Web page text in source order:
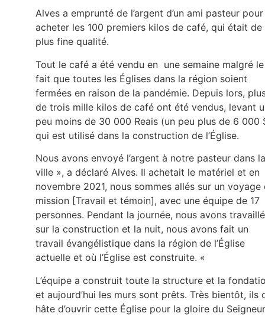
Alves a emprunté de l’argent d’un ami pasteur pour
acheter les 100 premiers kilos de café, qui était de
plus fine qualité.
Tout le café a été vendu en une semaine malgré le
fait que toutes les Églises dans la région soient
fermées en raison de la pandémie. Depuis lors,
de trois mille kilos de café ont été vendus, levant
peu moins de 30 000 Reais (un peu plus de 6 000
qui est utilisé dans la construction de l’Église.
Nous avons envoyé l’argent à notre pasteur dans la
ville », a déclaré Alves. Il achetait le matériel et en
novembre 2021, nous sommes allés sur un voyage
mission [Travail et témoin], avec une équipe de 17
personnes. Pendant la journée, nous avons travaillé
sur la construction et la nuit, nous avons fait un
travail évangélistique dans la région de l’Église
actuelle et où l’Église est construite. «
L’équipe a construit toute la structure et la
et aujourd’hui les murs sont prêts. Très bientôt, ils
hâte d’ouvrir cette Église pour la gloire du